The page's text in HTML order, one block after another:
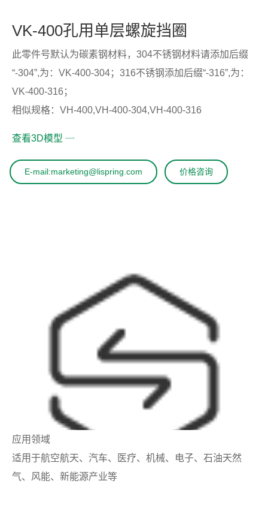
VK-400孔用单层螺旋挡圈
此零件号默认为碳素钢材料，304不锈钢材料请添加后缀
“-304”,为：VK-400-304；316不锈钢添加后缀“-316”,为：
VK-400-316；
相似规格：VH-400,VH-400-304,VH-400-316
查看3D模型
E-mail:marketing@lispring.com 价格咨询
应用领域
适用于航空航天、汽车、医疗、机械、电子、石油天然
气、风能、新能源产业等